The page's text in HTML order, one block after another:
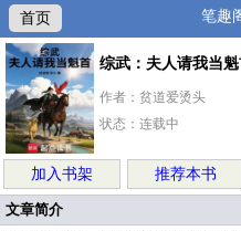
首页 笔趣
综武：夫人请我当
作者：贫道爱烫头
状态：连载中
加入书架 推荐本书
文章简介